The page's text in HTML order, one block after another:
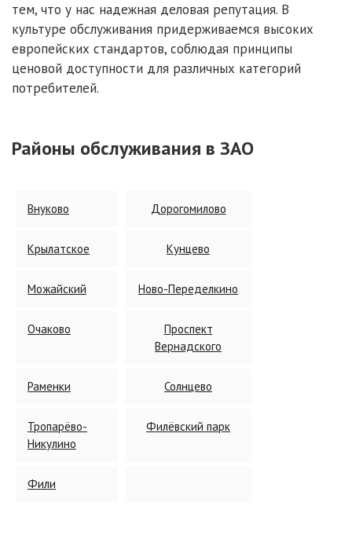
тем, что у нас надежная деловая репутация. В
культуре обслуживания придерживаемся высоких
европейских стандартов, соблюдая принципы
ценовой доступности для различных категорий
потребителей.
Районы обслуживания в ЗАО
Внуково Дорогомилово
Крылатское Кунцево
Можайский Ново-Переделкино
Очаково
Проспект
Вернадского
Раменки Солнцево
Тропарёво-
Никулино
Филёвский парк
Фили